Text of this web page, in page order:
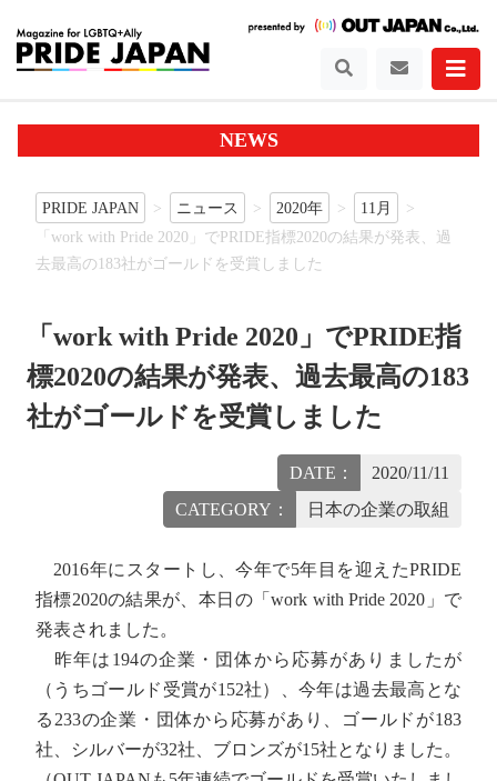
NEWS
PRIDE JAPAN ニュース 2020年
11月
「work with Pride 2020」でPRIDE指標2020の結果が発表、過
去最高の183社がゴールドを受賞しました
「work with Pride 2020」でPRIDE指
標2020の結果が発表、過去最高の183
社がゴールドを受賞しました
DATE：
2020/11/11
CATEGORY：
日本の企業の取組
2016年にスタートし、今年で5年目を迎えたPRIDE
指標2020の結果が、本日の「work with Pride 2020」で
発表されました。
昨年は194の企業・団体から応募がありましたが
（うちゴールド受賞が152社）、今年は過去最高とな
る233の企業・団体から応募があり、ゴールドが183
社、シルバーが32社、ブロンズが15社となりました。